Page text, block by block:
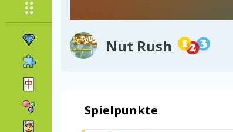
Nut Rush
Spielpunkte